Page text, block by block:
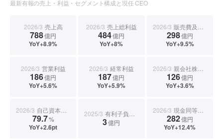
最新有報の売上・利益・セグメント構成と現任 CEO
2026/3 売上高
788億円
YoY+8.9%
2026/3 売上総利益
484億円
YoY+8%
2026/3 販売費及び一般管理費
298億円
YoY+9.5%
2026/3 営業利益
186億円
YoY+5.6%
2026/3 経常利益
187億円
YoY+5.9%
2026/3 親会社株主に帰属する当期純利益
126億円
YoY+3.6%
2026/3 自己資本比率
79.7%
YoY+2.6pt
2025/3 有利子負債合計
3億円
2026/3 現金同等物期末残高
282億円
YoY+12.4%